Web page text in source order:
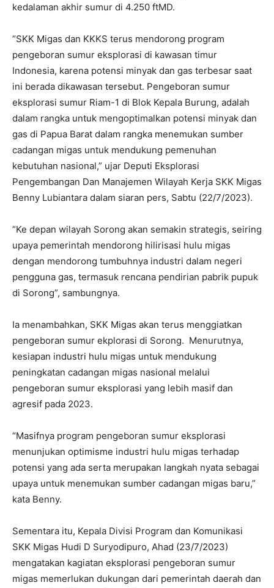
kedalaman akhir sumur di 4.250 ftMD.
“SKK Migas dan KKKS terus mendorong program
pengeboran sumur eksplorasi di kawasan timur
Indonesia, karena potensi minyak dan gas terbesar saat
ini berada dikawasan tersebut. Pengeboran sumur
eksplorasi sumur Riam-1 di Blok Kepala Burung, adalah
dalam rangka untuk mengoptimalkan potensi minyak dan
gas di Papua Barat dalam rangka menemukan sumber
cadangan migas untuk mendukung pemenuhan
kebutuhan nasional,” ujar Deputi Eksplorasi
Pengembangan Dan Manajemen Wilayah Kerja SKK Migas
Benny Lubiantara dalam siaran pers, Sabtu (22/7/2023).
“Ke depan wilayah Sorong akan semakin strategis, seiring
upaya pemerintah mendorong hilirisasi hulu migas
dengan mendorong tumbuhnya industri dalam negeri
pengguna gas, termasuk rencana pendirian pabrik pupuk
di Sorong”, sambungnya.
Ia menambahkan, SKK Migas akan terus menggiatkan
pengeboran sumur ekplorasi di Sorong. Menurutnya,
kesiapan industri hulu migas untuk mendukung
peningkatan cadangan migas nasional melalui
pengeboran sumur eksplorasi yang lebih masif dan
agresif pada 2023.
“Masifnya program pengeboran sumur eksplorasi
menunjukan optimisme industri hulu migas terhadap
potensi yang ada serta merupakan langkah nyata sebagai
upaya untuk menemukan sumber cadangan migas baru,”
kata Benny.
Sementara itu, Kepala Divisi Program dan Komunikasi
SKK Migas Hudi D Suryodipuro, Ahad (23/7/2023)
mengatakan kagiatan eksplorasi pengeboran sumur
migas memerlukan dukungan dari pemerintah daerah dan